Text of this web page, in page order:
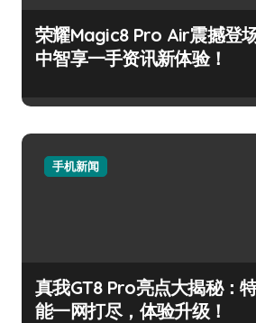
荣耀Magic8 Pro Air震撼登
中智享一手资讯新体验！
手机新闻
真我GT8 Pro亮点大揭秘：
能一网打尽，体验升级！